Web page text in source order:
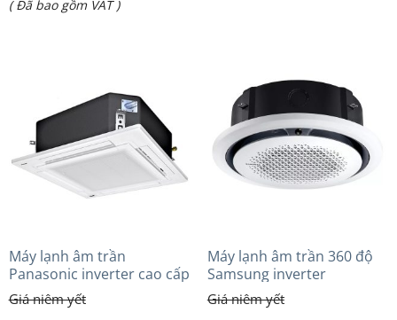
là:
₫ 39.800.000.
( Đã bao gồm VAT )
Máy lạnh âm trần
Panasonic inverter cao cấp
(6.0Hp) S-3448PU3HA/U-
48PRH1H5
Máy lạnh âm trần 360 độ
Samsung inverter
AC120TN4PKC/EA (4.5Hp)